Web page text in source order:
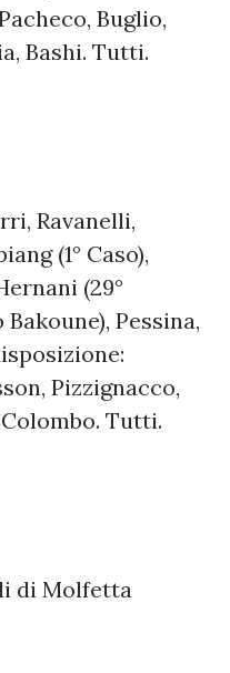
Buglio,
Bashi. Tutti.
Ravanelli,
(1° Caso),
(29°
Pessina,
Pizzignacco,
Tutti.
di Molfetta